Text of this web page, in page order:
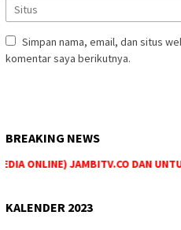
Simpan nama, email, dan situs
komentar saya berikutnya.
BREAKING NEWS
ONLINE) JAMBITV.CO DAN
KALENDER 2023